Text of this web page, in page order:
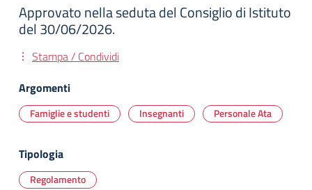
Approvato nella seduta del Consiglio di Istituto
del 30/06/2026.
Stampa / Condividi
Argomenti
Famiglie e studenti Insegnanti Personale Ata
Tipologia
Regolamento